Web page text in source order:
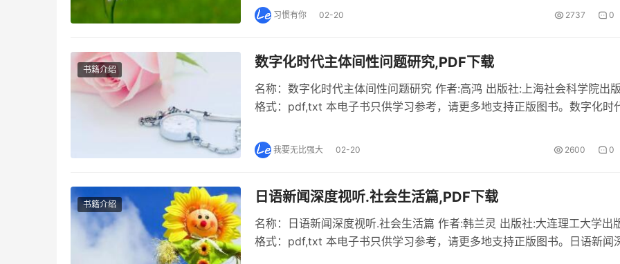
pdf电子书介绍《瑜伽减压抗衰跟我学》和中国纺织出...
习惯有你 02-20 2737 0
书籍介绍 数字化时代主体间性问题研究,PDF下载
名称：数字化时代主体间性问题研究 作者:高鸿 出版社:上海社会科学院出
格式：pdf,txt 本电子书只供学习参考，请更多地支持正版图书。数字化时
数字化时代主体间性问题研究部分内容 本书对数字...
我要无比强大 02-20 2600 0
书籍介绍 日语新闻深度视听.社会生活篇,PDF下载
名称：日语新闻深度视听.社会生活篇 作者:韩兰灵 出版社:大连理工大学出
格式：pdf,txt 本电子书只供学习参考，请更多地支持正版图书。日语新闻